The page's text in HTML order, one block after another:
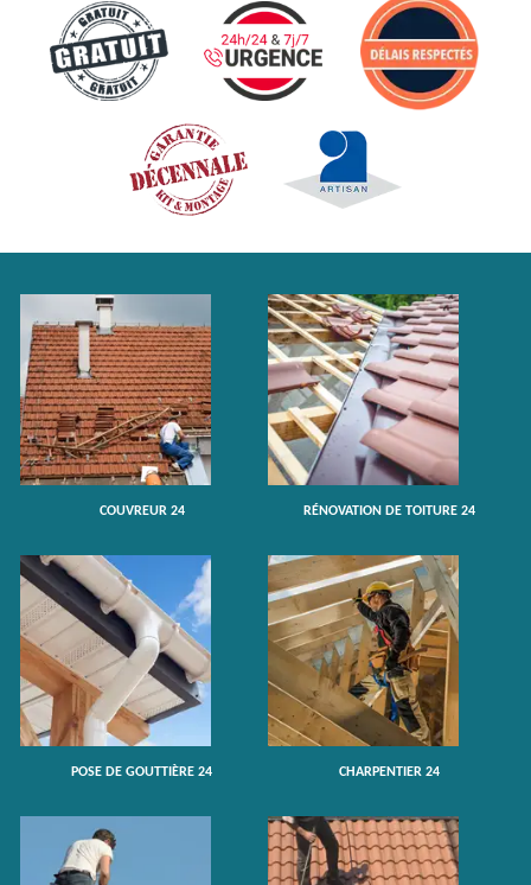
COUVREUR 24 RÉNOVATION DE TOITURE 24
POSE DE GOUTTIÈRE 24 CHARPENTIER 24